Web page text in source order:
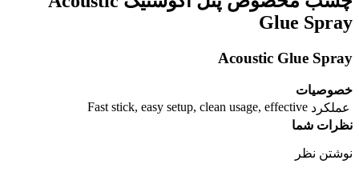
Glue Spray
Acoustic Glue Spray
خصوصیات
عملکرد Fast stick, easy setup, clean usage, effective
نظرات شما
نوشتن نظر